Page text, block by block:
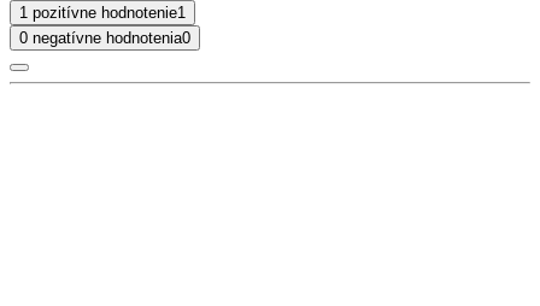
1 pozitívne hodnotenie1
0 negatívne hodnotenia0